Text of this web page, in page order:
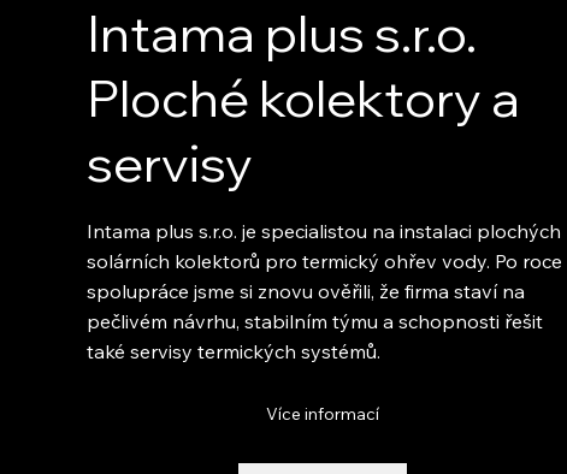
Intama plus s.r.o.
Ploché kolektory a
servisy
Intama plus s.r.o. je specialistou na instalaci plochých
solárních kolektorů pro termický ohřev vody. Po roce
spolupráce jsme si znovu ověřili, že firma staví na
pečlivém návrhu, stabilním týmu a schopnosti řešit
také servisy termických systémů.
Více informací